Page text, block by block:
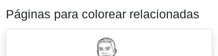
Páginas para colorear relacionadas